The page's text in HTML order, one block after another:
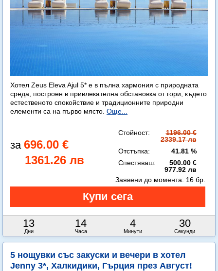
Хотел Zeus Eleva Ajul 5* е в пълна хармония с природната
среда, построен в привлекателна обстановка от гори, където
естественото спокойствие и традиционните природни
елементи са на първо място. Още...
696.00 €
1361.26 лв
Стойност:
1196.00 €
2339.17 лв
Отстъпка:
41.81 %
Спестяваш:
500.00 €
977.92 лв
13
Дни
14
Часа
4
Минути
29
Секунди
Заявени до момента: 16 бр.
5 нощувки със закуски и вечери в хотел
Jenny 3*, Халкидики, Гърция през Август!